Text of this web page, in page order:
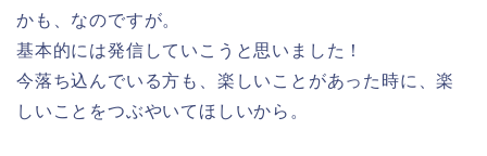
かも、なのですが。
基本的には発信していこうと思いました！
今落ち込んでいる方も、楽しいことがあった時に、楽
しいことをつぶやいてほしいから。